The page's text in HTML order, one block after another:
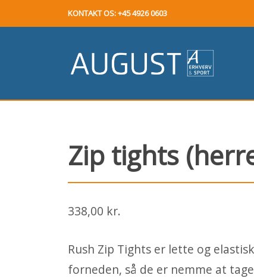
KONTAKT OS: +45 4926 0603
Zip tights
338,00 kr.
Rush Zip Tights er lette og
forneden, så de er nemme at